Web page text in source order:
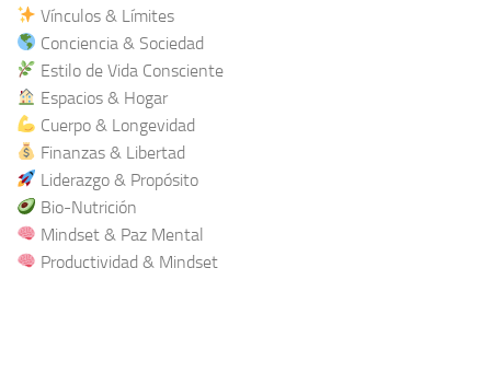
Vínculos & Límites
Conciencia & Sociedad
Estilo de Vida Consciente
Espacios & Hogar
Cuerpo & Longevidad
Finanzas & Libertad
Liderazgo & Propósito
Bio-Nutrición
Mindset & Paz Mental
Productividad & Mindset